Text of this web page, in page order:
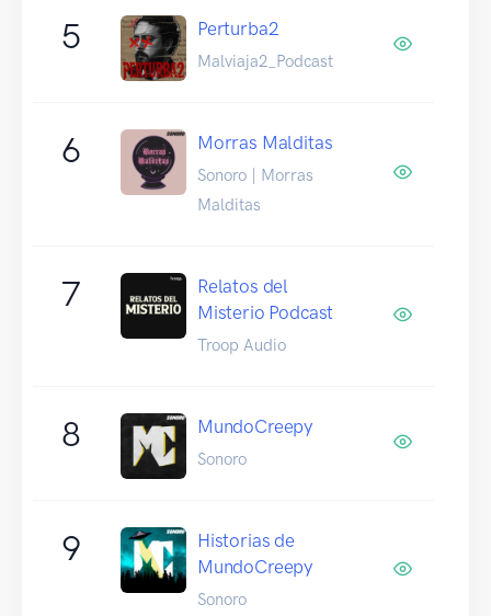
5 Perturba2
Malviaja2_Podcast
6 Morras Malditas
Sonoro | Morras
Malditas
7
Relatos del
Misterio Podcast
Troop Audio
8 MundoCreepy
Sonoro
9
Historias de
MundoCreepy
Sonoro